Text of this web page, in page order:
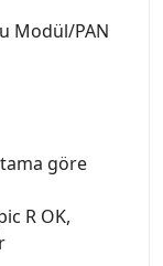
Modül/PAN
göre
R OK,